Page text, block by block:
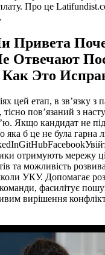
Про це
Привета
Отвечают
Это
цей етап, в зв’язку з
пов’язаний з
Якщо кандидат не
яка б це не була гарна
отримують мережу
та можливість
УКУ. Допомагає
фасилітує
вирішення